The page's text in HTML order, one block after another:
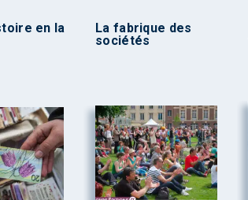
en la
La fabrique des
sociétés